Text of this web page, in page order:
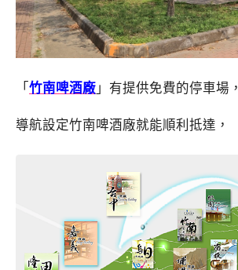
「竹南啤酒廠」有提供免費的停車場，
導航設定竹南啤酒廠就能順利抵達，